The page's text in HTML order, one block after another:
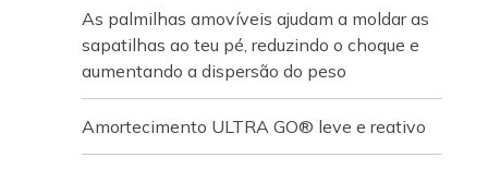
As palmilhas amovíveis ajudam a moldar as
sapatilhas ao teu pé, reduzindo o choque e
aumentando a dispersão do peso
Amortecimento ULTRA GO® leve e reativo